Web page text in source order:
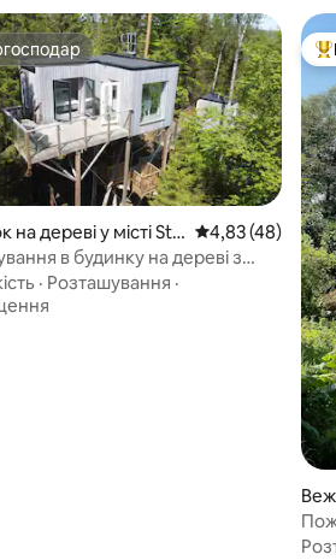
з 5, відгуки: 48
на дереві у місті Str
Середня
4,83 (48)
в будинку на дереві з
ванною на дровах і
· Розташування ·